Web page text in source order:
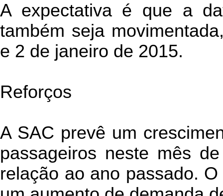
A expectativa é que a
também seja
e 2 de janeiro de 2015.
Reforços
A SAC prevê um
passageiros neste mês
relação ao ano passado.